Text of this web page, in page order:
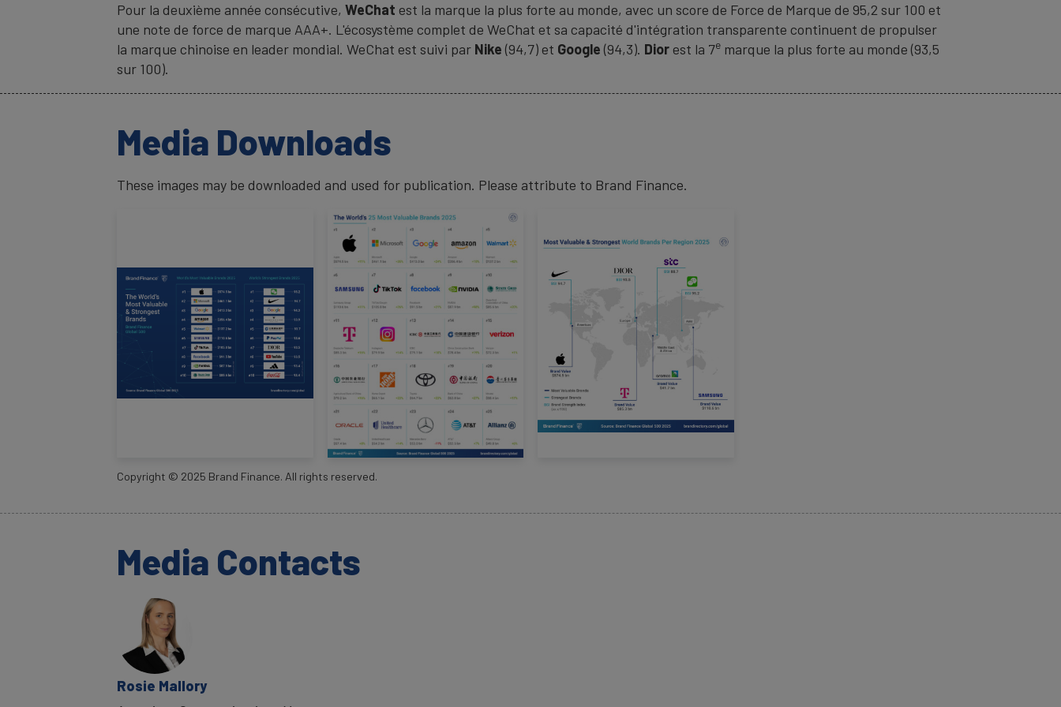
Pour la deuxième année consécutive, WeChat est la marque la plus forte au monde, avec un score de Force de Marque de 95,2 sur 100 et
une note de force de marque AAA+. L'écosystème complet de WeChat et sa capacité d'intégration transparente continuent de propulser
la marque chinoise en leader mondial. WeChat est suivi par Nike (94,7) et Google (94,3). Dior est la 7e marque la plus forte au monde (93,5
sur 100).
Media Downloads
These images may be downloaded and used for publication. Please attribute to Brand Finance.
Copyright © 2025 Brand Finance. All rights reserved.
Media Contacts
Rosie Mallory